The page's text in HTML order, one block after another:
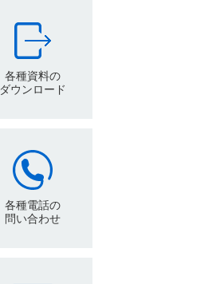
各種資料の
ダウンロード
各種電話の
問い合わせ